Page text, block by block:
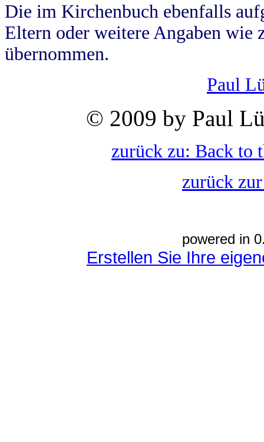
Die im Kirchenbuch ebenfalls
Eltern oder weitere Angaben wie
übernommen.
Paul
© 2009 by Paul
zurück zu: Back to
zurück
powered in
Erstellen Sie Ihre